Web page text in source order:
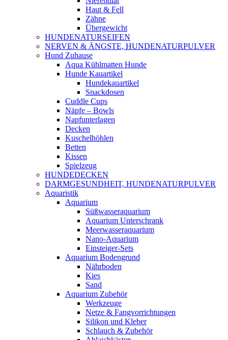
Haut & Fell
Zähne
Übergewicht
HUNDENATURSEIFEN
NERVEN & ÄNGSTE, HUNDENATURPULVER
Hund Zuhause
Aqua Kühlmatten Hunde
Hunde Kauartikel
Hundekauartikel
Snackdosen
Cuddle Cups
Näpfe – Bowls
Napfunterlagen
Decken
Kuschelhöhlen
Betten
Kissen
Spielzeug
HUNDEDECKEN
DARMGESUNDHEIT, HUNDENATURPULVER
Aquaristik
Aquarium
Süßwasseraquarium
Aquarium Unterschrank
Meerwasseraquarium
Nano-Aquarium
Einsteiger-Sets
Aquarium Bodengrund
Nährboden
Kies
Sand
Aquarium Zubehör
Werkzeuge
Netze & Fangvorrichtungen
Silikon und Kleber
Schlauch & Zubehör